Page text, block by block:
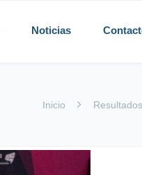
Noticias
Inicio